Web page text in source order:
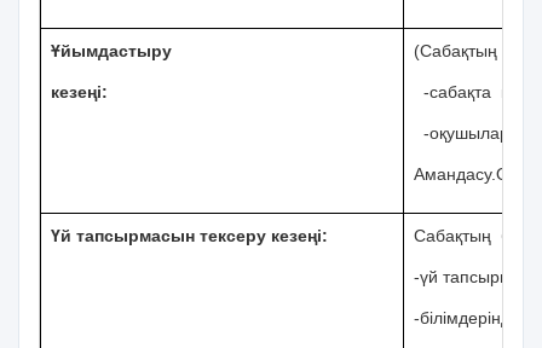
Ұйымдастыру
кезеңі:
(Сабақтың
-сабақта
-оқушыларды
Үй тапсырмасын тексеру кезеңі: Сабақтың
-үй
-